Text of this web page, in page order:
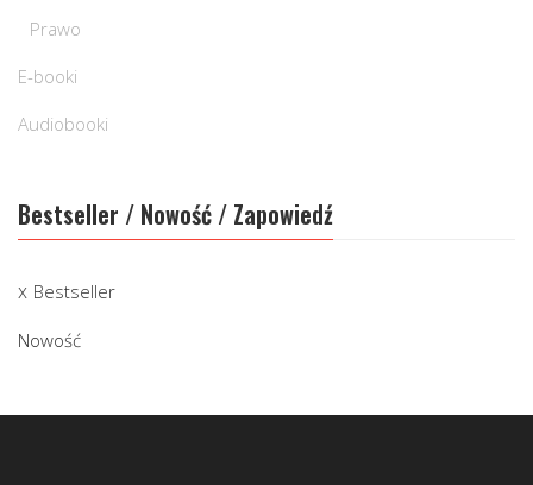
Prawo
E-booki
Audiobooki
Bestseller / Nowość / Zapowiedź
Bestseller
Nowość